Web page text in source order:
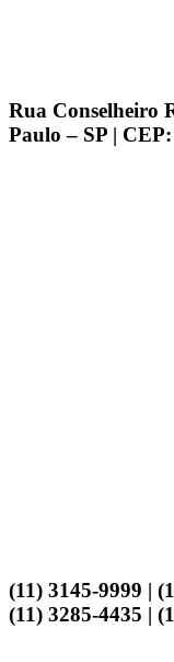
Rua Conselheiro
Paulo – SP |
(11) 3145-9999 |
(11) 3285-4435 |